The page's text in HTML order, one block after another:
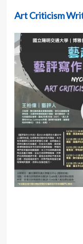
Art Criticism